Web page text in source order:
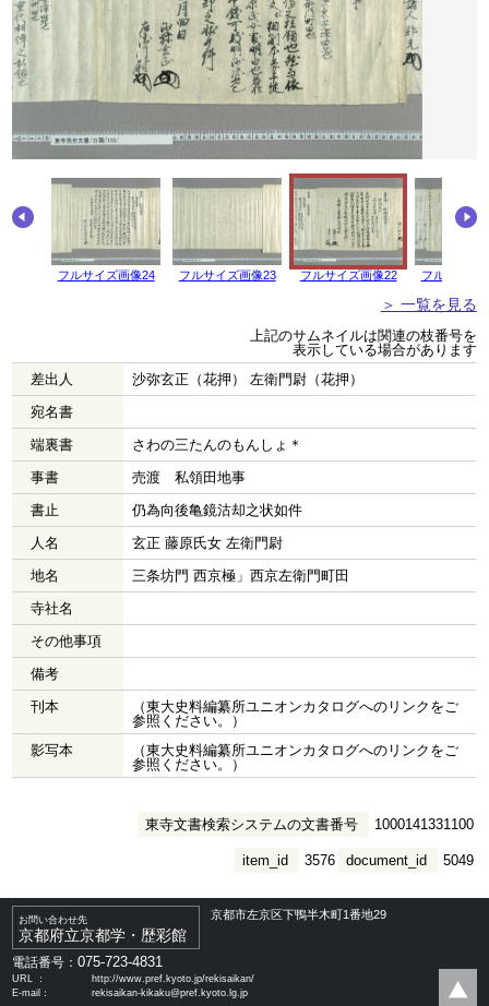
フルサイズ画像24 フルサイズ画像23 フルサイズ画像22 フルサイズ
＞ 一覧を見る
上記のサムネイルは関連の枝番号を
表示している場合があります
差出人
沙弥玄正（花押） 左衛門尉（花押）
宛名書
端裏書
さわの三たんのもんしょ＊
事書
売渡 私領田地事
書止
仍為向後亀鏡沽却之状如件
人名
玄正 藤原氏女 左衛門尉
地名
三条坊門 西京極」西京左衛門町田
寺社名
その他事項
備考
刊本
（東大史料編纂所ユニオンカタログへのリンクをご
参照ください。）
影写本
（東大史料編纂所ユニオンカタログへのリンクをご
参照ください。）
東寺文書検索システムの文書番号 1000141331100
document_id 5049
item_id 3576
お問い合わせ先
京都府立京都学・歴彩館
京都市左京区下鴨半木町1番地29
電話番号：075-723-4831
URL ：
http://www.pref.kyoto.jp/rekisaikan/
E-mail：
rekisaikan-kikaku@pref.kyoto.lg.jp